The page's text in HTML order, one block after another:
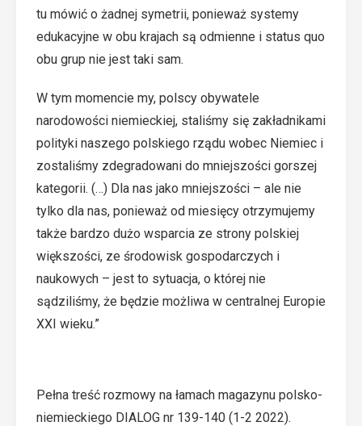
tu mówić o żadnej symetrii, ponieważ systemy
edukacyjne w obu krajach są odmienne i status quo
obu grup nie jest taki sam.
W tym momencie my, polscy obywatele
narodowości niemieckiej, staliśmy się zakładnikami
polityki naszego polskiego rządu wobec Niemiec i
zostaliśmy zdegradowani do mniejszości gorszej
kategorii. (…) Dla nas jako mniejszości – ale nie
tylko dla nas, ponieważ od miesięcy otrzymujemy
także bardzo dużo wsparcia ze strony polskiej
większości, ze środowisk gospodarczych i
naukowych – jest to sytuacja, o której nie
sądziliśmy, że będzie możliwa w centralnej Europie
XXI wieku.”
Pełna treść rozmowy na łamach magazynu polsko-
niemieckiego DIALOG nr 139-140 (1-2 2022).